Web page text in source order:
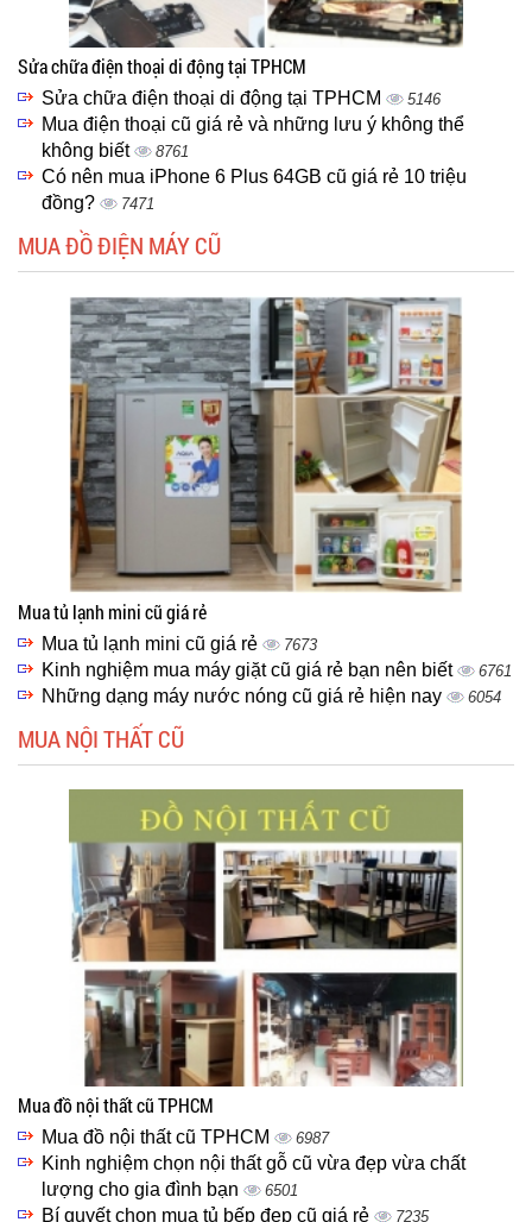
Sửa chữa điện thoại di động tại TPHCM
Sửa chữa điện thoại di động tại TPHCM 5146
Mua điện thoại cũ giá rẻ và những lưu ý không thể
không biết
8761
Có nên mua iPhone 6 Plus 64GB cũ giá rẻ 10 triệu
đồng?
7471
MUA ĐỒ ĐIỆN MÁY CŨ
Mua tủ lạnh mini cũ giá rẻ
Mua tủ lạnh mini cũ giá rẻ 7673
Kinh nghiệm mua máy giặt cũ giá rẻ bạn nên biết 6761
Những dạng máy nước nóng cũ giá rẻ hiện nay 6054
MUA NỘI THẤT CŨ
Mua đồ nội thất cũ TPHCM
Mua đồ nội thất cũ TPHCM 6987
Kinh nghiệm chọn nội thất gỗ cũ vừa đẹp vừa chất
lượng cho gia đình bạn
6501
Bí quyết chọn mua tủ bếp đẹp cũ giá rẻ 7235